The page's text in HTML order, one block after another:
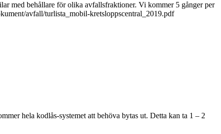
med behållare för olika avfallsfraktioner. Vi kommer 5 gånger per
avfall/turlista_mobil-kretsloppscentral_2019.pdf
hela kodlås-systemet att behöva bytas ut. Detta kan ta 1 – 2